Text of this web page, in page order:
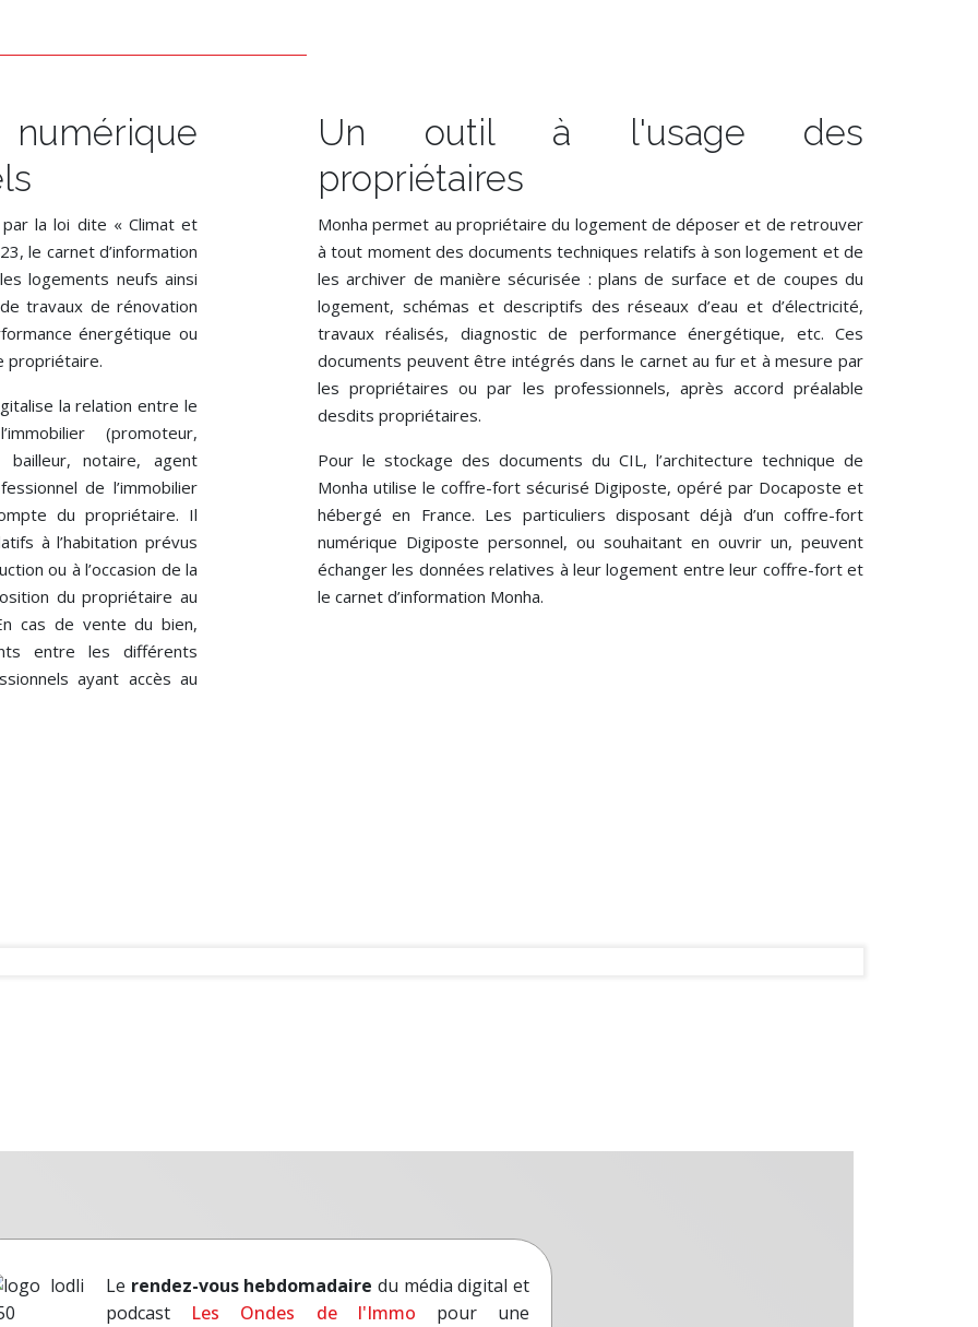
la loi dite « Climat et
le carnet d’information
logements neufs ainsi
travaux de rénovation
énergétique ou
propriétaire.
la relation entre le
(promoteur,
bailleur, notaire, agent
de l’immobilier
du propriétaire. Il
à l’habitation prévus
ou à l’occasion de la
du propriétaire au
cas de vente du bien,
entre les différents
ayant accès au
Un outil à l'usage des
propriétaires
Monha permet au propriétaire du logement de déposer et de retrouver
à tout moment des documents techniques relatifs à son logement et de
les archiver de manière sécurisée : plans de surface et de coupes du
logement, schémas et descriptifs des réseaux d’eau et d’électricité,
travaux réalisés, diagnostic de performance énergétique, etc. Ces
documents peuvent être intégrés dans le carnet au fur et à mesure par
les propriétaires ou par les professionnels, après accord préalable
desdits propriétaires.
Pour le stockage des documents du CIL, l’architecture technique de
Monha utilise le coffre-fort sécurisé Digiposte, opéré par Docaposte et
hébergé en France. Les particuliers disposant déjà d’un coffre-fort
numérique Digiposte personnel, ou souhaitant en ouvrir un, peuvent
échanger les données relatives à leur logement entre leur coffre-fort et
le carnet d’information Monha.
Le rendez-vous hebdomadaire du média digital et
podcast Les Ondes de l'Immo pour une